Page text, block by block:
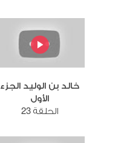
خالد بن الوليد الجزء
الأول
الحلقة 23